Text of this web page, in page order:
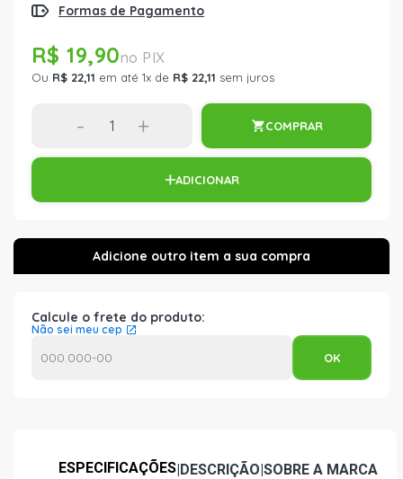
Formas de Pagamento
R$ 19,90
Ou R$ 22,11 em até 1x de R$ 22,11 sem juros
- + COMPRAR
ADICIONAR
Calcule o frete do produto:
Não sei meu cep
ESPECIFICAÇÕES|DESCRIÇÃO|SOBRE A MARCA